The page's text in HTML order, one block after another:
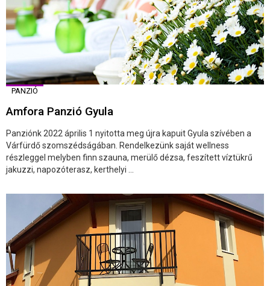
PANZIÓ
Amfora Panzió Gyula
Panziónk 2022 április 1 nyitotta meg újra kapuit Gyula szívében a
Várfürdő szomszédságában. Rendelkezünk saját wellness
részleggel melyben finn szauna, merülő dézsa, feszített víztükrű
jakuzzi, napozóterasz, kerthelyi ...